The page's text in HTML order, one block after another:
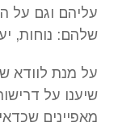
עליהם וגם על
שלהם: נוחות,
על מנת לוודא
שיענו על
מאפיינים